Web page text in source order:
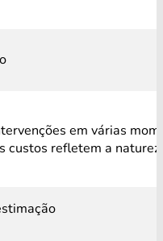
em várias
custos refletem a